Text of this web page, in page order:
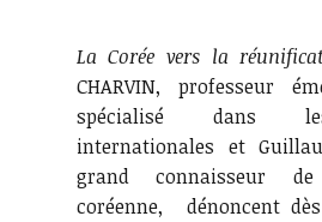
La Corée vers la
CHARVIN, professeur
spécialisé dans
internationales et
grand connaisseur
coréenne, dénoncent